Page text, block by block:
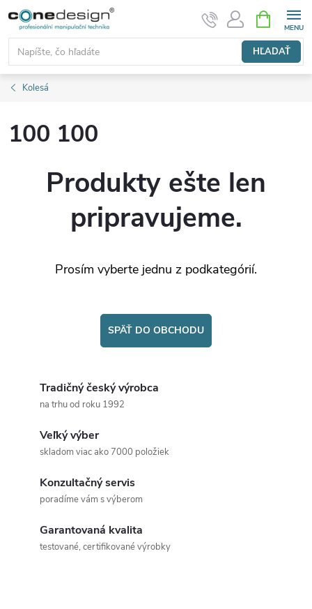
Prejsť
obsah
HĽADAŤ
KOŠÍK
Kolesá
100 100
Produkty ešte len
pripravujeme.
Prosím vyberte jednu z podkategórií.
SPÄŤ DO OBCHODU
Tradičný český výrobca
na trhu od roku 1992
Veľký výber
skladom viac ako 7000 položiek
Konzultačný servis
poradíme vám s výberom
Garantovaná kvalita
testované, certifikované výrobky